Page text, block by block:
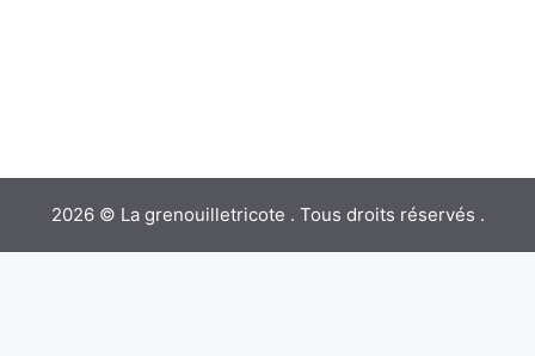
2026 © La grenouilletricote . Tous droits réservés .